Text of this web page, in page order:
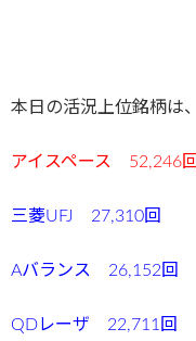
本日の活況上位銘柄は、
アイスペース 52,246回
三菱UFJ 27,310回
Aバランス 26,152回
QDレーザ 22,711回